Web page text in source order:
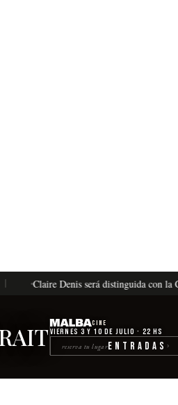
Claire Denis será distinguida con la
Cine
Viernes 3 y 10 de julio · 22 hs
reserva tu lugarEntradas ›